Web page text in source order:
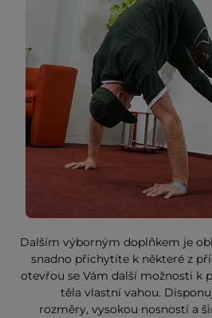
Dalším výborným doplňkem je
snadno přichytíte k některé z
otevřou se Vám další možnosti k
těla vlastní vahou.
rozměry, vysokou nosností a